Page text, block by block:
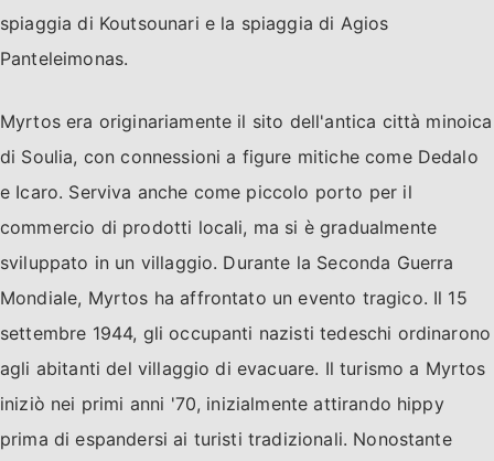
spiaggia di Koutsounari e la spiaggia di Agios
Panteleimonas.
Myrtos era originariamente il sito dell'antica città minoica
di Soulia, con connessioni a figure mitiche come Dedalo
e Icaro. Serviva anche come piccolo porto per il
commercio di prodotti locali, ma si è gradualmente
sviluppato in un villaggio. Durante la Seconda Guerra
Mondiale, Myrtos ha affrontato un evento tragico. Il 15
settembre 1944, gli occupanti nazisti tedeschi ordinarono
agli abitanti del villaggio di evacuare. Il turismo a Myrtos
iniziò nei primi anni '70, inizialmente attirando hippy
prima di espandersi ai turisti tradizionali. Nonostante